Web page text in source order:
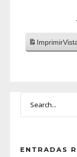
Imprimir
ENTRADAS